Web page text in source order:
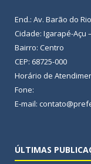
End.: Av. Barão do
Cidade: Igarapé-Açu
Bairro: Centro
CEP: 68725-000
Horário de
Fone:
E-mail:
ÚLTIMAS